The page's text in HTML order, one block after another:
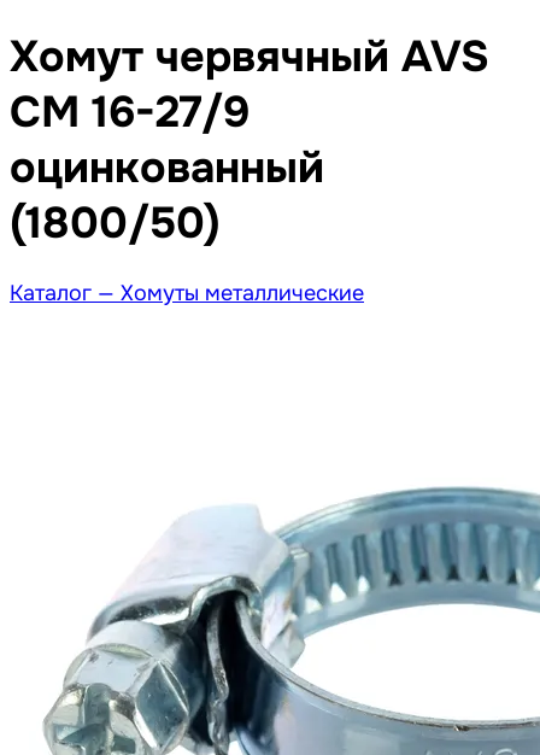
Хомут червячный AVS
CM 16-27/9
оцинкованный
(1800/50)
Каталог — Хомуты металлические